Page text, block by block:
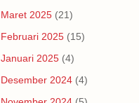
Maret 2025 (21)
Februari 2025 (15)
Januari 2025 (4)
Desember 2024 (4)